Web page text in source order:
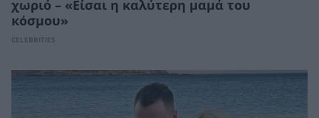
χωριό – «Είσαι η καλύτερη μαμά του
κόσμου»
CELEBRITIES